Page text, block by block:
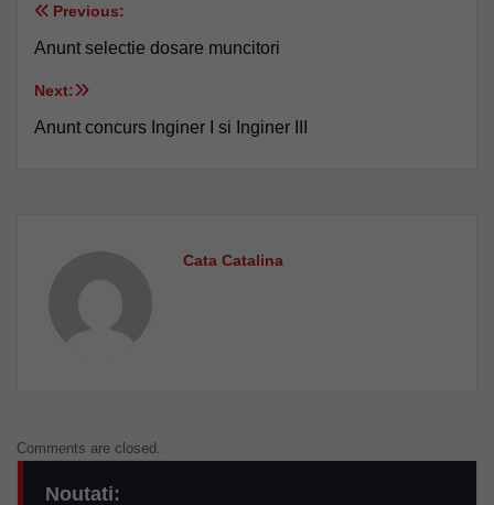
Navigare
articole
Previous:
Anunt selectie dosare muncitori
Next:
Anunt concurs Inginer I si Inginer III
Cata Catalina
Comments are closed.
Noutati: